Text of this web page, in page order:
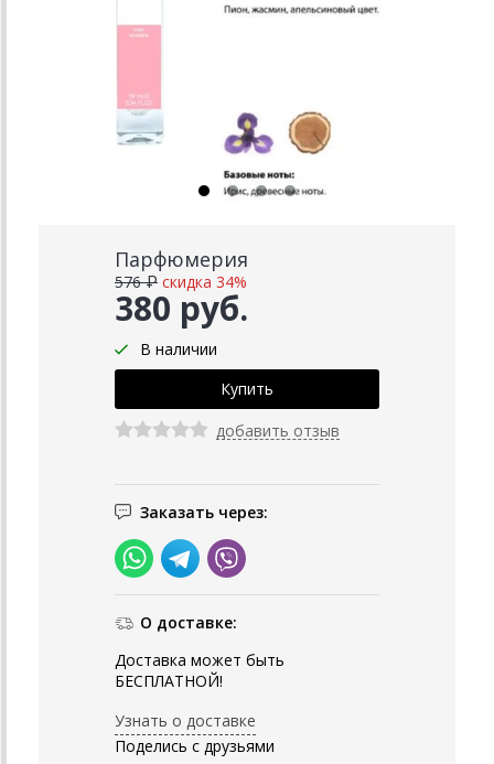
Парфюмерия
380 руб.
576 ₽ скидка 34%
В наличии
добавить отзыв
Заказать через:
О доставке:
Доставка может быть
БЕСПЛАТНОЙ!
Узнать о доставке
Поделись с друзьями